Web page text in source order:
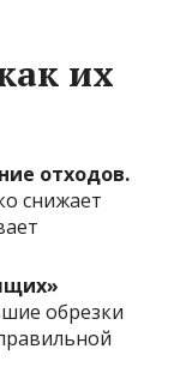
их
отходов.
снижает
обрезки